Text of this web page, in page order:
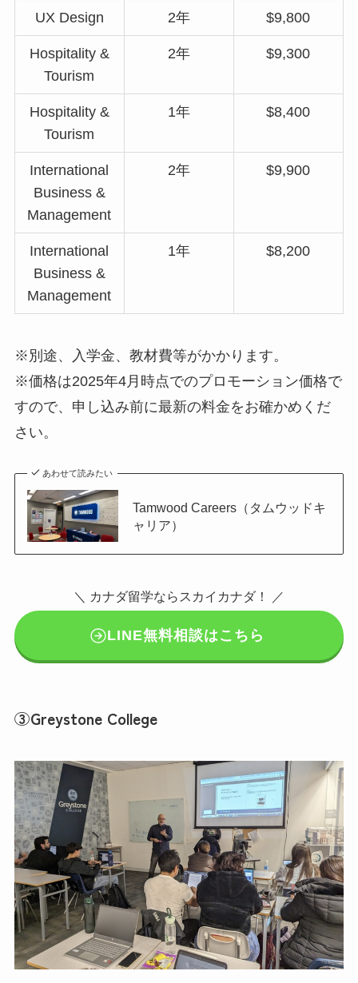
UX Design 2年 $9,800
Hospitality &
Tourism
2年 $9,300
Hospitality &
Tourism
1年 $8,400
International
Business &
Management
2年 $9,900
International
Business &
Management
1年 $8,200
※別途、入学金、教材費等がかかります。
※価格は2025年4月時点でのプロモーション価格で
すので、申し込み前に最新の料金をお確かめくだ
さい。
あわせて読みたい
Tamwood Careers（タムウッドキ
ャリア）
＼ カナダ留学ならスカイカナダ！ ／
LINE無料相談はこちら
③Greystone College